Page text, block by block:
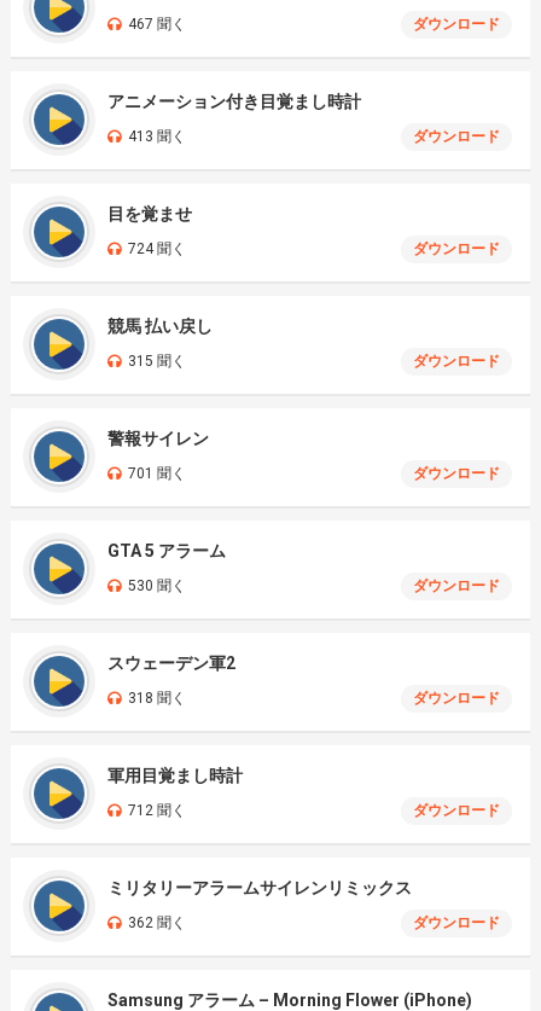
467 聞く ダウンロード
アニメーション付き目覚まし時計
413 聞く ダウンロード
目を覚ませ
724 聞く ダウンロード
競馬 払い戻し
315 聞く ダウンロード
警報サイレン
701 聞く ダウンロード
GTA 5 アラーム
530 聞く ダウンロード
スウェーデン軍2
318 聞く ダウンロード
軍用目覚まし時計
712 聞く ダウンロード
ミリタリーアラームサイレンリミックス
362 聞く ダウンロード
Samsung アラーム – Morning Flower (iPhone)